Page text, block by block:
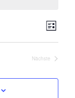
Liste
Nächste